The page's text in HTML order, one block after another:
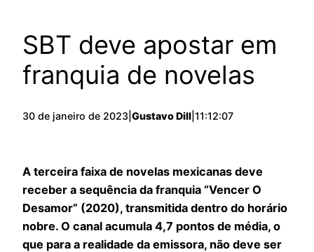
SBT deve apostar em
franquia de novelas
30 de janeiro de 2023 Gustavo Dill 11:12:07
A terceira faixa de novelas mexicanas deve
receber a sequência da franquia “Vencer O
Desamor” (2020), transmitida dentro do horário
nobre. O canal acumula 4,7 pontos de média, o
que para a realidade da emissora, não deve ser